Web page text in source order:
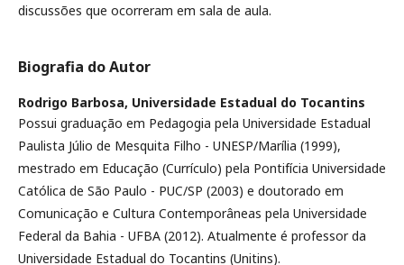
discussões que ocorreram em sala de aula.
Biografia do Autor
Rodrigo Barbosa, Universidade Estadual do Tocantins
Possui graduação em Pedagogia pela Universidade Estadual
Paulista Júlio de Mesquita Filho - UNESP/Marília (1999),
mestrado em Educação (Currículo) pela Pontifícia Universidade
Católica de São Paulo - PUC/SP (2003) e doutorado em
Comunicação e Cultura Contemporâneas pela Universidade
Federal da Bahia - UFBA (2012). Atualmente é professor da
Universidade Estadual do Tocantins (Unitins).